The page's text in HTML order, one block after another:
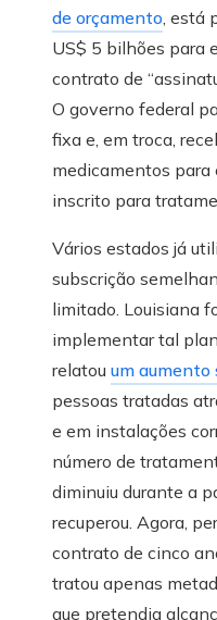
de orçamento, está
US$ 5 bilhões para
contrato de
O governo federal
fixa e, em troca,
medicamentos para
inscrito para
Vários estados já
subscrição
limitado. Louisiana
implementar tal
relatou um
pessoas tratadas
e em instalações
número de
diminuiu durante a
recuperou. Agora,
contrato de cinco
tratou apenas
que pretendia